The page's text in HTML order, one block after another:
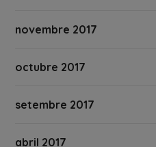
novembre 2017
octubre 2017
setembre 2017
abril 2017